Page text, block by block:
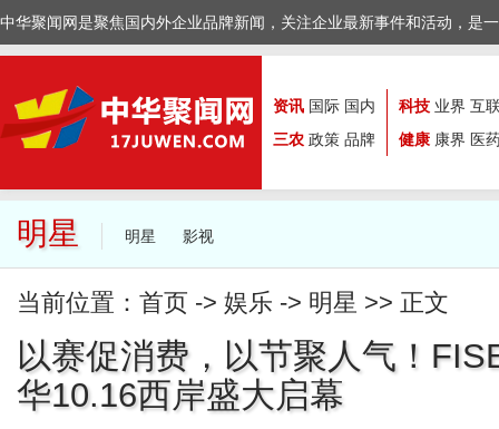
中华聚闻网是聚焦国内外企业品牌新闻，关注企业最新事件和活动，是
资讯 国际 国内
三农 政策 品牌
科技 业界 互
健康 康界 医
明星 明星 影视
当前位置： 首页 -> 娱乐 -> 明星 >> 正文
以赛促消费，以节聚人气！
华10.16西岸盛大启幕